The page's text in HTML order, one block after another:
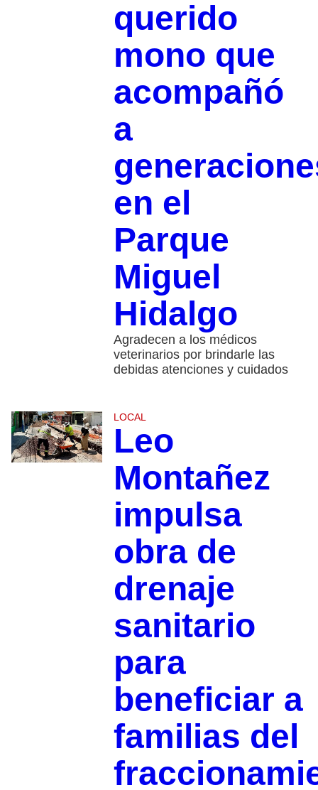
querido
mono que
acompañó
a
en el
Parque
Miguel
Hidalgo
Agradecen a los médicos
veterinarios por brindarle las
debidas atenciones y cuidados
LOCAL
Leo
Montañez
impulsa
obra de
drenaje
sanitario
para
beneficiar a
familias del